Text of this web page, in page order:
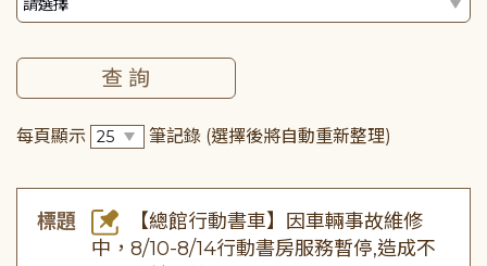
每頁顯示 筆記錄 (選擇後將自動重新整理)
標題
【總館行動書車】因車輛事故維修
中，8/10-8/14行動書房服務暫停,造成不